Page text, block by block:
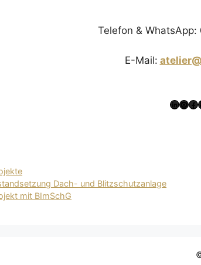
Telefon & WhatsApp:
E-Mail:
Dach- und Blitzschutzanlage
mit BImSchG